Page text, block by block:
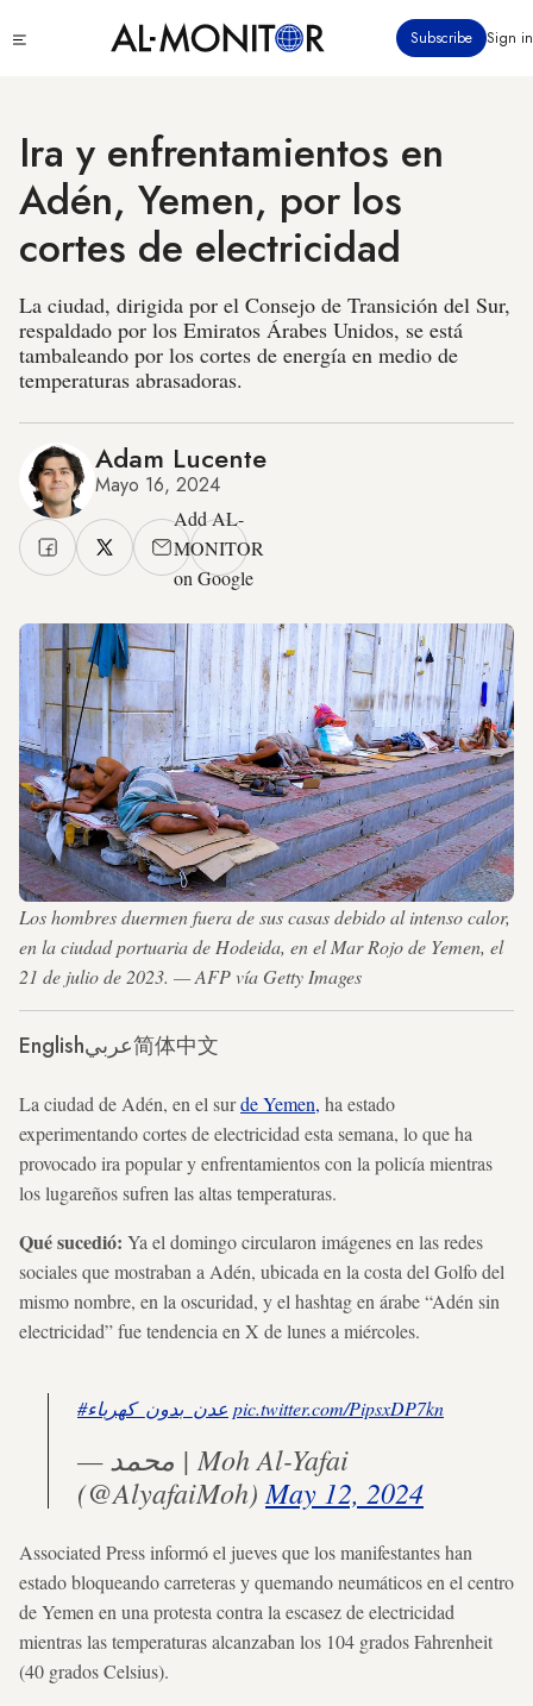
Subscribe Sign in
Ira y enfrentamientos en
Adén, Yemen, por los
cortes de electricidad
La ciudad, dirigida por el Consejo de Transición del Sur,
respaldado por los Emiratos Árabes Unidos, se está
tambaleando por los cortes de energía en medio de
temperaturas abrasadoras.
Adam Lucente
Mayo 16, 2024
Add AL-
MONITOR
on Google
Los hombres duermen fuera de sus casas debido al intenso calor,
en la ciudad portuaria de Hodeida, en el Mar Rojo de Yemen, el
21 de julio de 2023. — AFP vía Getty Images
Englishعربي简体中文
La ciudad de Adén, en el surde Yemen, ha estado
experimentando cortes de electricidad esta semana, lo que ha
provocado ira popular y enfrentamientos con la policía mientras
los lugareños sufren las altas temperaturas.
Qué sucedió: Ya el domingo circularon imágenes en las redes
sociales que mostraban a Adén, ubicada en la costa del Golfo del
mismo nombre, en la oscuridad, y el hashtag en árabe “Adén sin
electricidad” fue tendencia en X de lunes a miércoles.
#عدن_بدون_كهرباء pic.twitter.com/PipsxDP7kn
— محمد | Moh Al-Yafai
(@AlyafaiMoh) May 12, 2024
Associated Press informó el jueves que los manifestantes han
estado bloqueando carreteras y quemando neumáticos en el centro
de Yemen en una protesta contra la escasez de electricidad
mientras las temperaturas alcanzaban los 104 grados Fahrenheit
(40 grados Celsius).